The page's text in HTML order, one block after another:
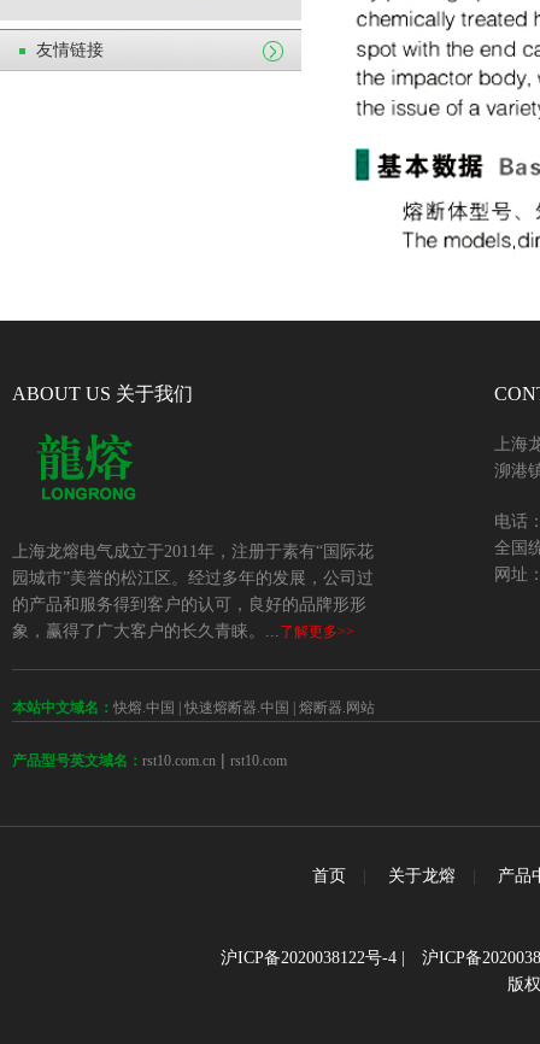
友情链接
ABOUT US 关于我们
上海龙熔电气成立于2011年，注册于素有“国际花
园城市”美誉的松江区。经过多年的发展，公司过
的产品和服务得到客户的认可，良好的品牌形形
象，赢得了广大客户的长久青睐。...了解更多>>
上海
泖港
电话
全国
网址
本站中文域名： 快熔.中国 快速熔断器.中国 熔断器.网站
产品型号英文域名： rst10.com.cn | rst10.com
首页 关于龙熔 产品
沪ICP备2020038122号-4| 沪ICP备
版